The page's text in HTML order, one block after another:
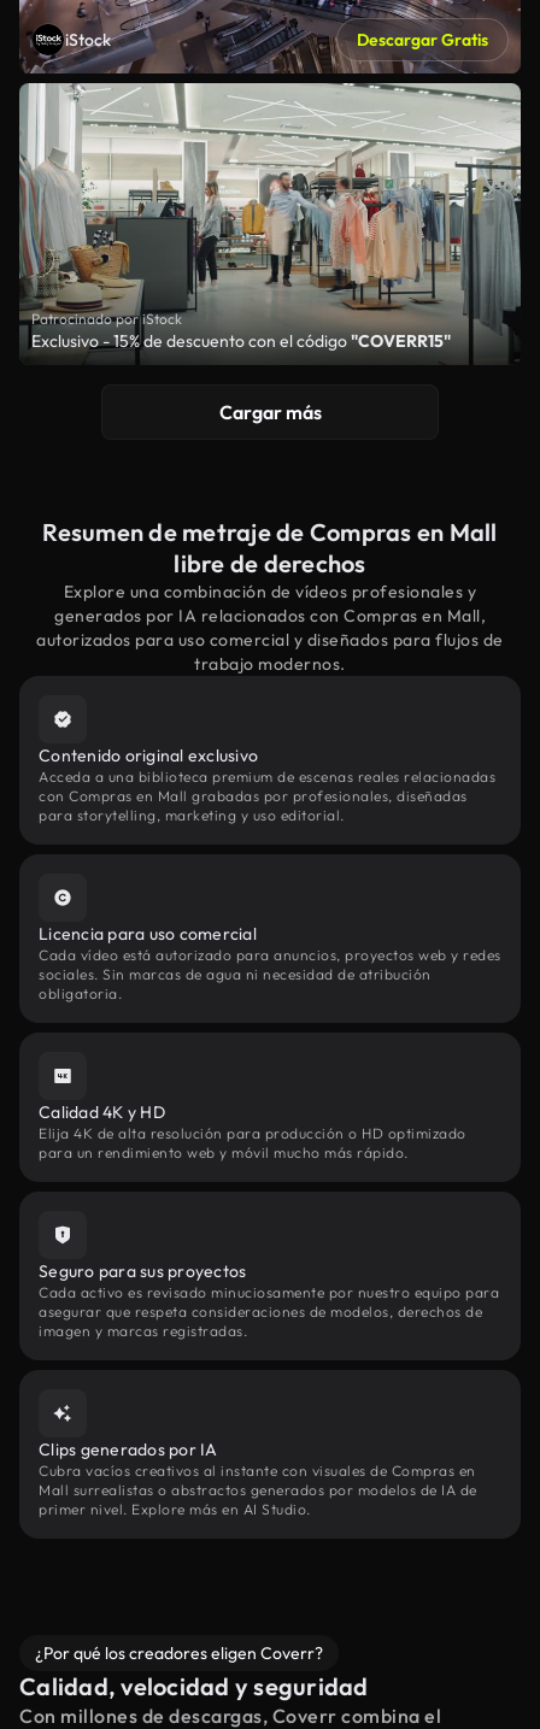
iStock Descargar Gratis
Patrocinado por iStock
Exclusivo - 15% de descuento con el código"COVERR15"
Cargar más
Resumen de metraje de Compras en Mall
libre de derechos
Explore una combinación de vídeos profesionales y
generados por IA relacionados con Compras en Mall,
autorizados para uso comercial y diseñados para flujos de
trabajo modernos.
Contenido original exclusivo
Acceda a una biblioteca premium de escenas reales relacionadas
con Compras en Mall grabadas por profesionales, diseñadas
para storytelling, marketing y uso editorial.
Licencia para uso comercial
Cada vídeo está autorizado para anuncios, proyectos web y redes
sociales. Sin marcas de agua ni necesidad de atribución
obligatoria.
Calidad 4K y HD
Elija 4K de alta resolución para producción o HD optimizado
para un rendimiento web y móvil mucho más rápido.
Seguro para sus proyectos
Cada activo es revisado minuciosamente por nuestro equipo para
asegurar que respeta consideraciones de modelos, derechos de
imagen y marcas registradas.
Clips generados por IA
Cubra vacíos creativos al instante con visuales de Compras en
Mall surrealistas o abstractos generados por modelos de IA de
primer nivel. Explore más en AI Studio.
¿Por qué los creadores eligen Coverr?
Calidad, velocidad y seguridad
Con millones de descargas, Coverr combina el